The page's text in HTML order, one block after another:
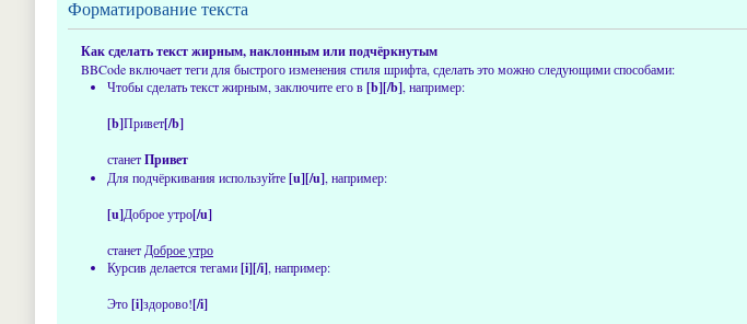
Форматирование текста
Как сделать текст жирным, наклонным или подчёркнутым
BBCode включает теги для быстрого изменения стиля шрифта, сделать это можно следующими способами:
Чтобы сделать текст жирным, заключите его в[b][/b], например:
[b]Привет[/b]
станетПривет
Для подчёркивания используйте[u][/u], например:
[u]Доброе утро[/u]
станет Доброе утро
Курсив делается тегами[i][/i], например:
Это[i]здорово![/i]